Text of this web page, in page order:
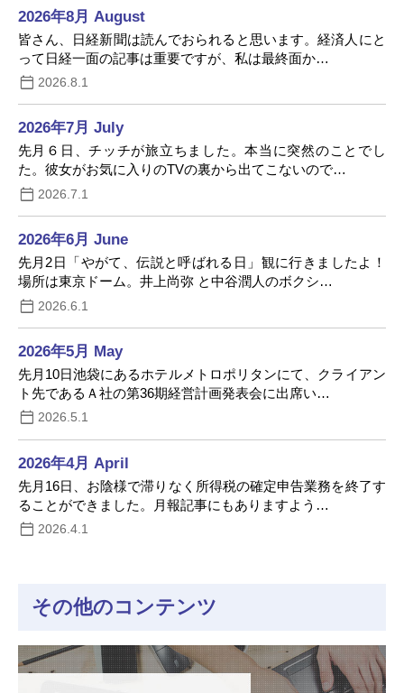
2026年8月 August
皆さん、日経新聞は読んでおられると思います。経済人にと
って日経一面の記事は重要ですが、私は最終面か…
2026.8.1
2026年7月 July
先月６日、チッチが旅立ちました。本当に突然のことでし
た。彼女がお気に入りのTVの裏から出てこないので…
2026.7.1
2026年6月 June
先月2日「やがて、伝説と呼ばれる日」観に行きましたよ！
場所は東京ドーム。井上尚弥 と中谷潤人のボクシ…
2026.6.1
2026年5月 May
先月10日池袋にあるホテルメトロポリタンにて、クライアン
ト先であるＡ社の第36期経営計画発表会に出席い…
2026.5.1
2026年4月 April
先月16日、お陰様で滞りなく所得税の確定申告業務を終了す
ることができました。月報記事にもありますよう…
2026.4.1
その他のコンテンツ